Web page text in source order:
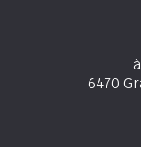
6470